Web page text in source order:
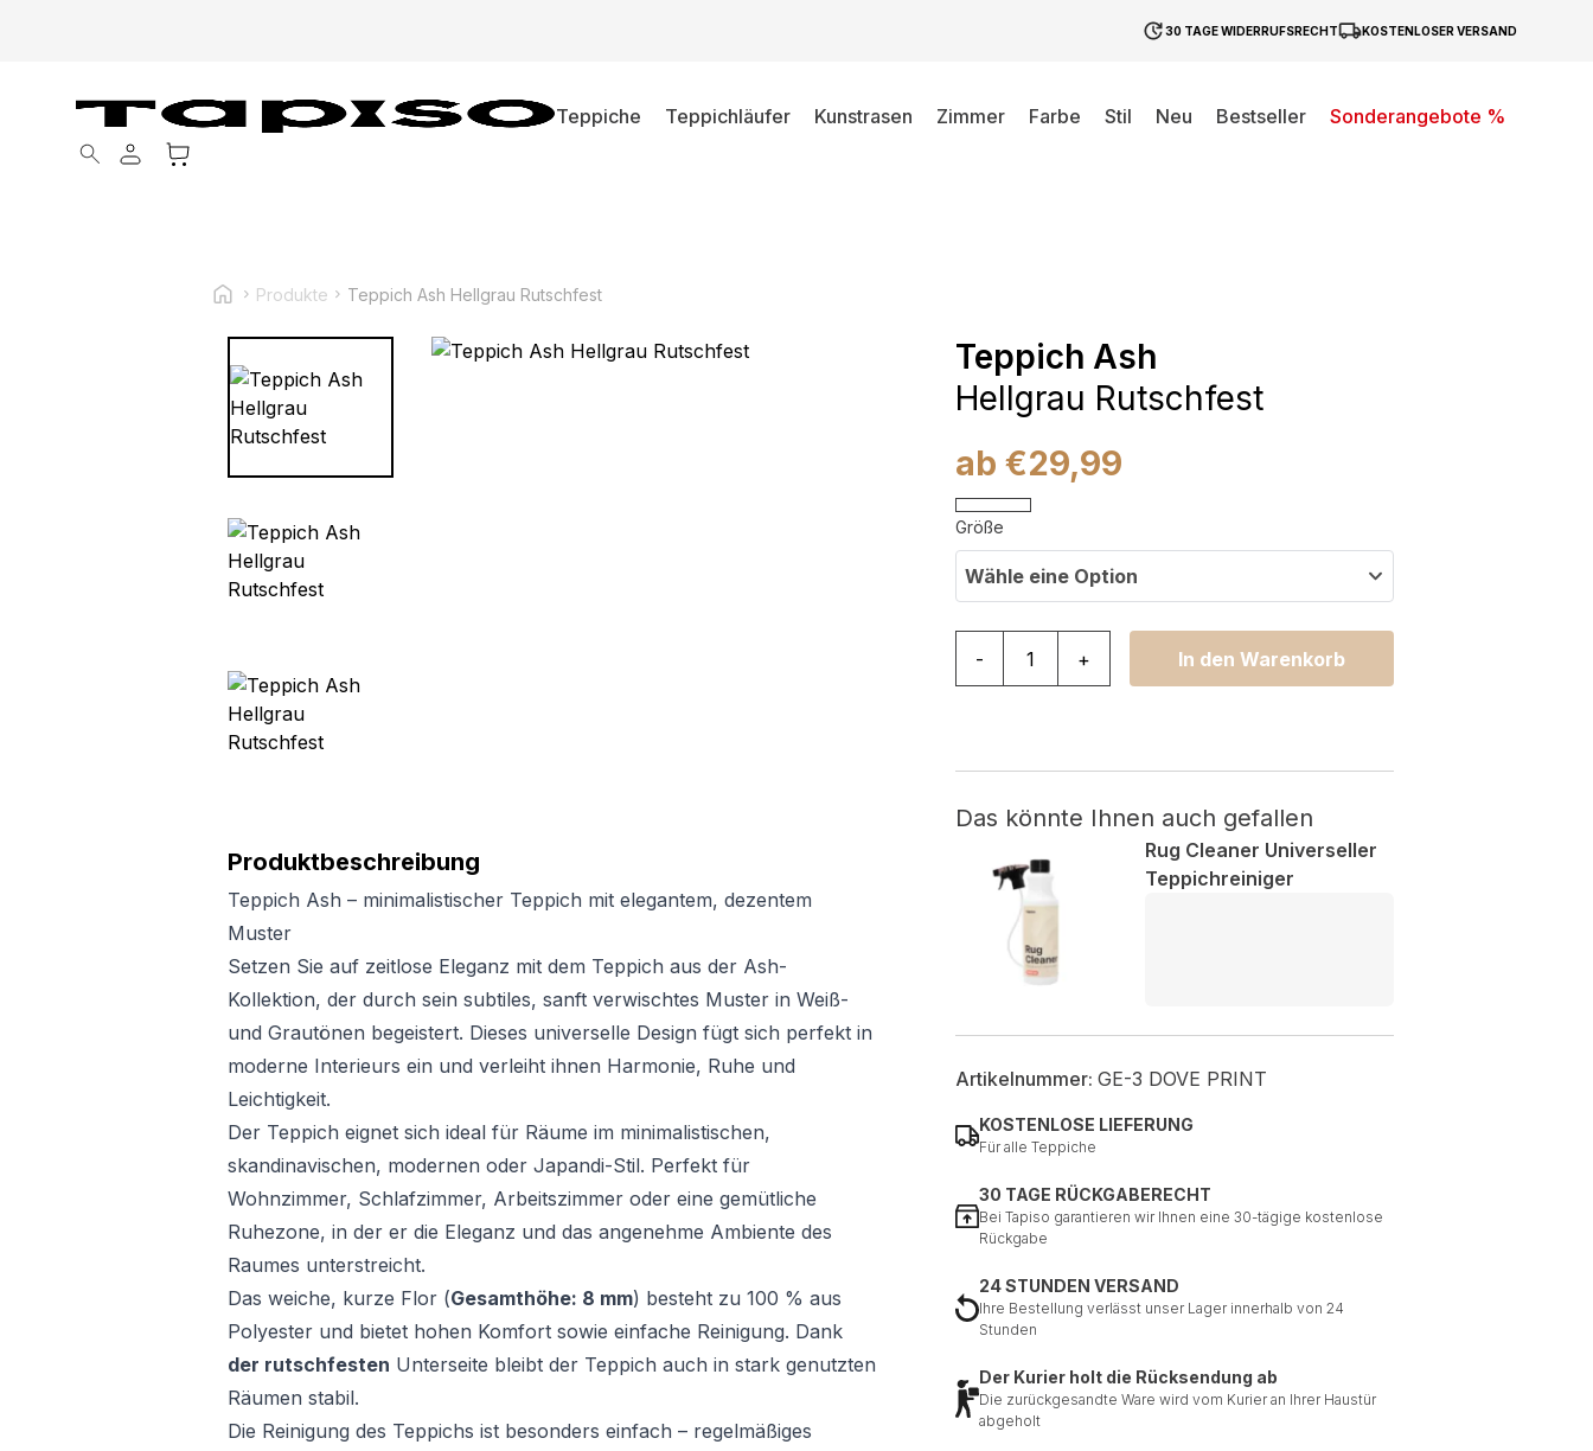
30 TAGE WIDERRUFSRECHT KOSTENLOSER VERSAND
Teppiche Teppichläufer Kunstrasen Zimmer Farbe Stil Neu Bestseller
Sonderangebote %
Products search
Produkte Teppich Ash Hellgrau Rutschfest
Produktbeschreibung
Teppich Ash – minimalistischer Teppich mit elegantem, dezentem
Muster
Setzen Sie auf zeitlose Eleganz mit dem Teppich aus der Ash-
Kollektion, der durch sein subtiles, sanft verwischtes Muster in Weiß-
und Grautönen begeistert. Dieses universelle Design fügt sich perfekt in
moderne Interieurs ein und verleiht ihnen Harmonie, Ruhe und
Leichtigkeit.
Der Teppich eignet sich ideal für Räume im minimalistischen,
skandinavischen, modernen oder Japandi-Stil. Perfekt für
Wohnzimmer, Schlafzimmer, Arbeitszimmer oder eine gemütliche
Ruhezone, in der er die Eleganz und das angenehme Ambiente des
Raumes unterstreicht.
Das weiche, kurze Flor (Gesamthöhe: 8 mm) besteht zu 100 % aus
Polyester und bietet hohen Komfort sowie einfache Reinigung. Dank
der rutschfesten Unterseite bleibt der Teppich auch in stark genutzten
Räumen stabil.
Die Reinigung des Teppichs ist besonders einfach – regelmäßiges
Teppich Ash
Hellgrau Rutschfest
ab €29,99
Größe
Wähle eine Option
- + In den Warenkorb
Das könnte Ihnen auch gefallen
Rug Cleaner Universeller
Teppichreiniger
Artikelnummer: GE-3 DOVE PRINT
KOSTENLOSE LIEFERUNG
Für alle Teppiche
30 TAGE RÜCKGABERECHT
Bei Tapiso garantieren wir Ihnen eine 30-tägige kostenlose
Rückgabe
24 STUNDEN VERSAND
Ihre Bestellung verlässt unser Lager innerhalb von 24
Stunden
Der Kurier holt die Rücksendung ab
Die zurückgesandte Ware wird vom Kurier an Ihrer Haustür
abgeholt